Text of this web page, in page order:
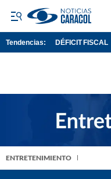
Tendencias: DÉFICIT FISCAL
ENTRETENIMIENTO